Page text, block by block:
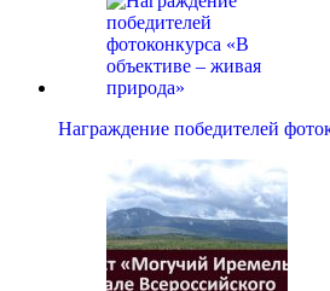
Награждение победителей